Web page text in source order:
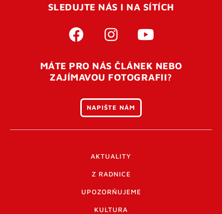
SLEDUJTE NÁS I NA SÍTÍCH
MÁTE PRO NÁS ČLÁNEK NEBO
ZAJÍMAVOU FOTOGRAFII?
NAPIŠTE NÁM
AKTUALITY
Z RADNICE
UPOZORŇUJEME
KULTURA